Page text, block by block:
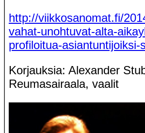
http://viikkosanomat.fi/
vahat-unohtuvat-alta-
profiloitua-
Korjauksia: Alexander
Reumasairaala, vaalit